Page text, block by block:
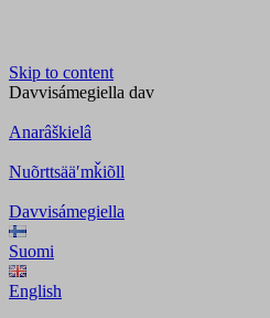
Skip to content
Davvisámegiella dav
Anarâškielâ
Nuõrttsääʹmǩiõll
Davvisámegiella
Suomi
English